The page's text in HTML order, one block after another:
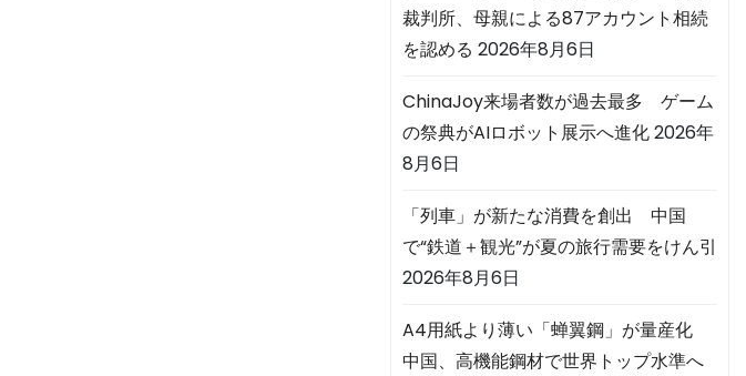
裁判所、母親による87アカウント相続
を認める 2026年8月6日
ChinaJoy来場者数が過去最多 ゲーム
の祭典がAIロボット展示へ進化2026年
8月6日
「列車」が新たな消費を創出 中国
で“鉄道＋観光”が夏の旅行需要をけん引
2026年8月6日
A4用紙より薄い「蝉翼鋼」が量産化
中国、高機能鋼材で世界トップ水準へ